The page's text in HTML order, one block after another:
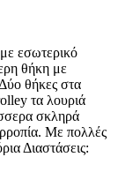
εσωτερικό
θήκη με
θήκες στα
τα λουριά
σκληρά
Με πολλές
Διαστάσεις: